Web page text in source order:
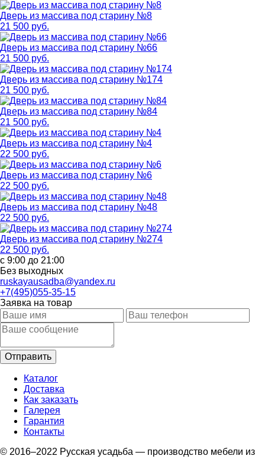
Дверь из массива под старину №8
21 500 руб.
Дверь из массива под старину №66
21 500 руб.
Дверь из массива под старину №174
21 500 руб.
Дверь из массива под старину №84
21 500 руб.
Дверь из массива под старину №4
22 500 руб.
Дверь из массива под старину №6
22 500 руб.
Дверь из массива под старину №48
22 500 руб.
Дверь из массива под старину №274
22 500 руб.
с 9:00 до 21:00
Без выходных
ruskayausadba@yandex.ru
+7(495)055-35-15
Заявка на товар
Каталог
Доставка
Как заказать
Галерея
Гарантия
Контакты
© 2016–2022 Русская усадьба — производство мебели из